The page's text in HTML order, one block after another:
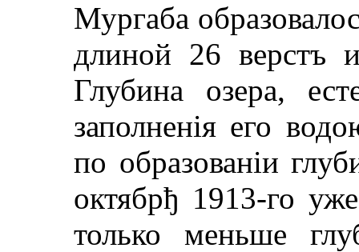
Мургаба
длиной 26 верстъ
Глубина озера,
заполненiя его
по образованiи
октябрђ 1913-го
только меньше